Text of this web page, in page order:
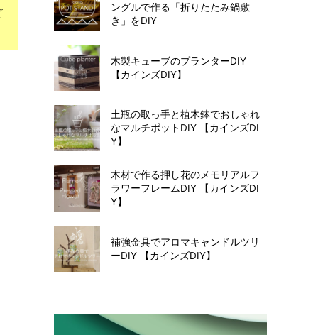
ングルで作る「折りたたみ鍋敷
き」をDIY
木製キューブのプランターDIY
【カインズDIY】
土瓶の取っ手と植木鉢でおしゃれ
なマルチポットDIY 【カインズDI
Y】
木材で作る押し花のメモリアルフ
ラワーフレームDIY 【カインズDI
Y】
補強金具でアロマキャンドルツリ
ーDIY 【カインズDIY】